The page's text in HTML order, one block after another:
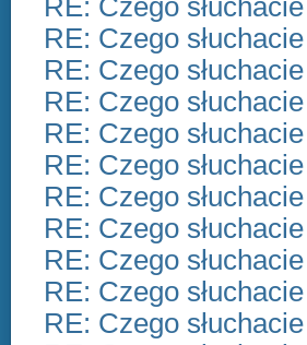
RE: Czego
RE: Czego
RE: Czego
RE: Czego
RE: Czego
RE: Czego
RE: Czego
RE: Czego
RE: Czego
RE: Czego
RE: Czego